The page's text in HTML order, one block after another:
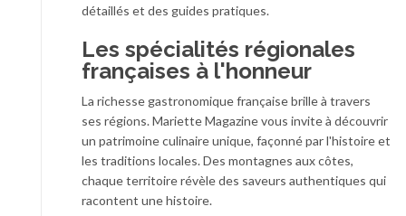
détaillés et des guides pratiques.
Les spécialités régionales
françaises à l'honneur
La richesse gastronomique française brille à travers
ses régions. Mariette Magazine vous invite à découvrir
un patrimoine culinaire unique, façonné par l'histoire et
les traditions locales. Des montagnes aux côtes,
chaque territoire révèle des saveurs authentiques qui
racontent une histoire.